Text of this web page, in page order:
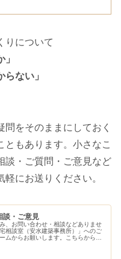
りについて
ない」
をそのままにしておく
ともあります。小さなこ
談・ご質問・ご意見など
にお送りください。
談・ご意見
、お問い合わせ・相談などありませ
相談室（安水建築事務所）」へのご
ムからお願いします。こちらから、